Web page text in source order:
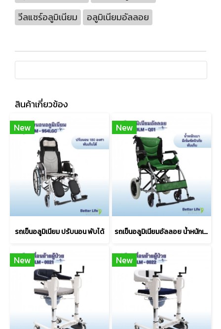
วีลแชร์อลูมิเนียม
อลูมิเนียมอัลลอย
สินค้าเกี่ยวข้อง
New
รถเข็นอลูมิเนียม ปรับนอน พับได้
New
รถเข็นอลูมิเนียมอัลลอย น้ำหนักเบา พับได้
New New